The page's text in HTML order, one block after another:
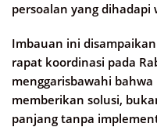
persoalan yang dihadapi
Imbauan ini
rapat koordinasi pada
menggarisbawahi
memberikan solusi,
panjang tanpa